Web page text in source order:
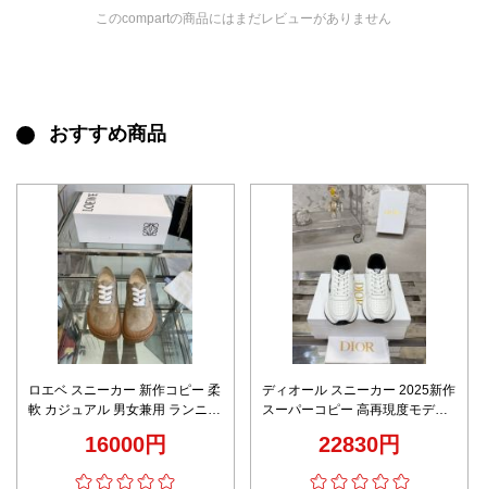
このcompartの商品にはまだレビューがありません
おすすめ商品
ロエベ スニーカー 新作コピー 柔
軟 カジュアル 男女兼用 ランニン
16000円
ディオール スニーカー 2025新作
スーパーコピー 高再現度モデル
高級感仕上げ 即納対応
22830円